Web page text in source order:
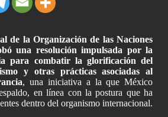
de la Organización de las Naciones
una resolución impulsada por la
para combatir la glorificación del
y otras prácticas asociadas al
, una iniciativa a la que México
en línea con la postura que ha
dentro del organismo internacional.